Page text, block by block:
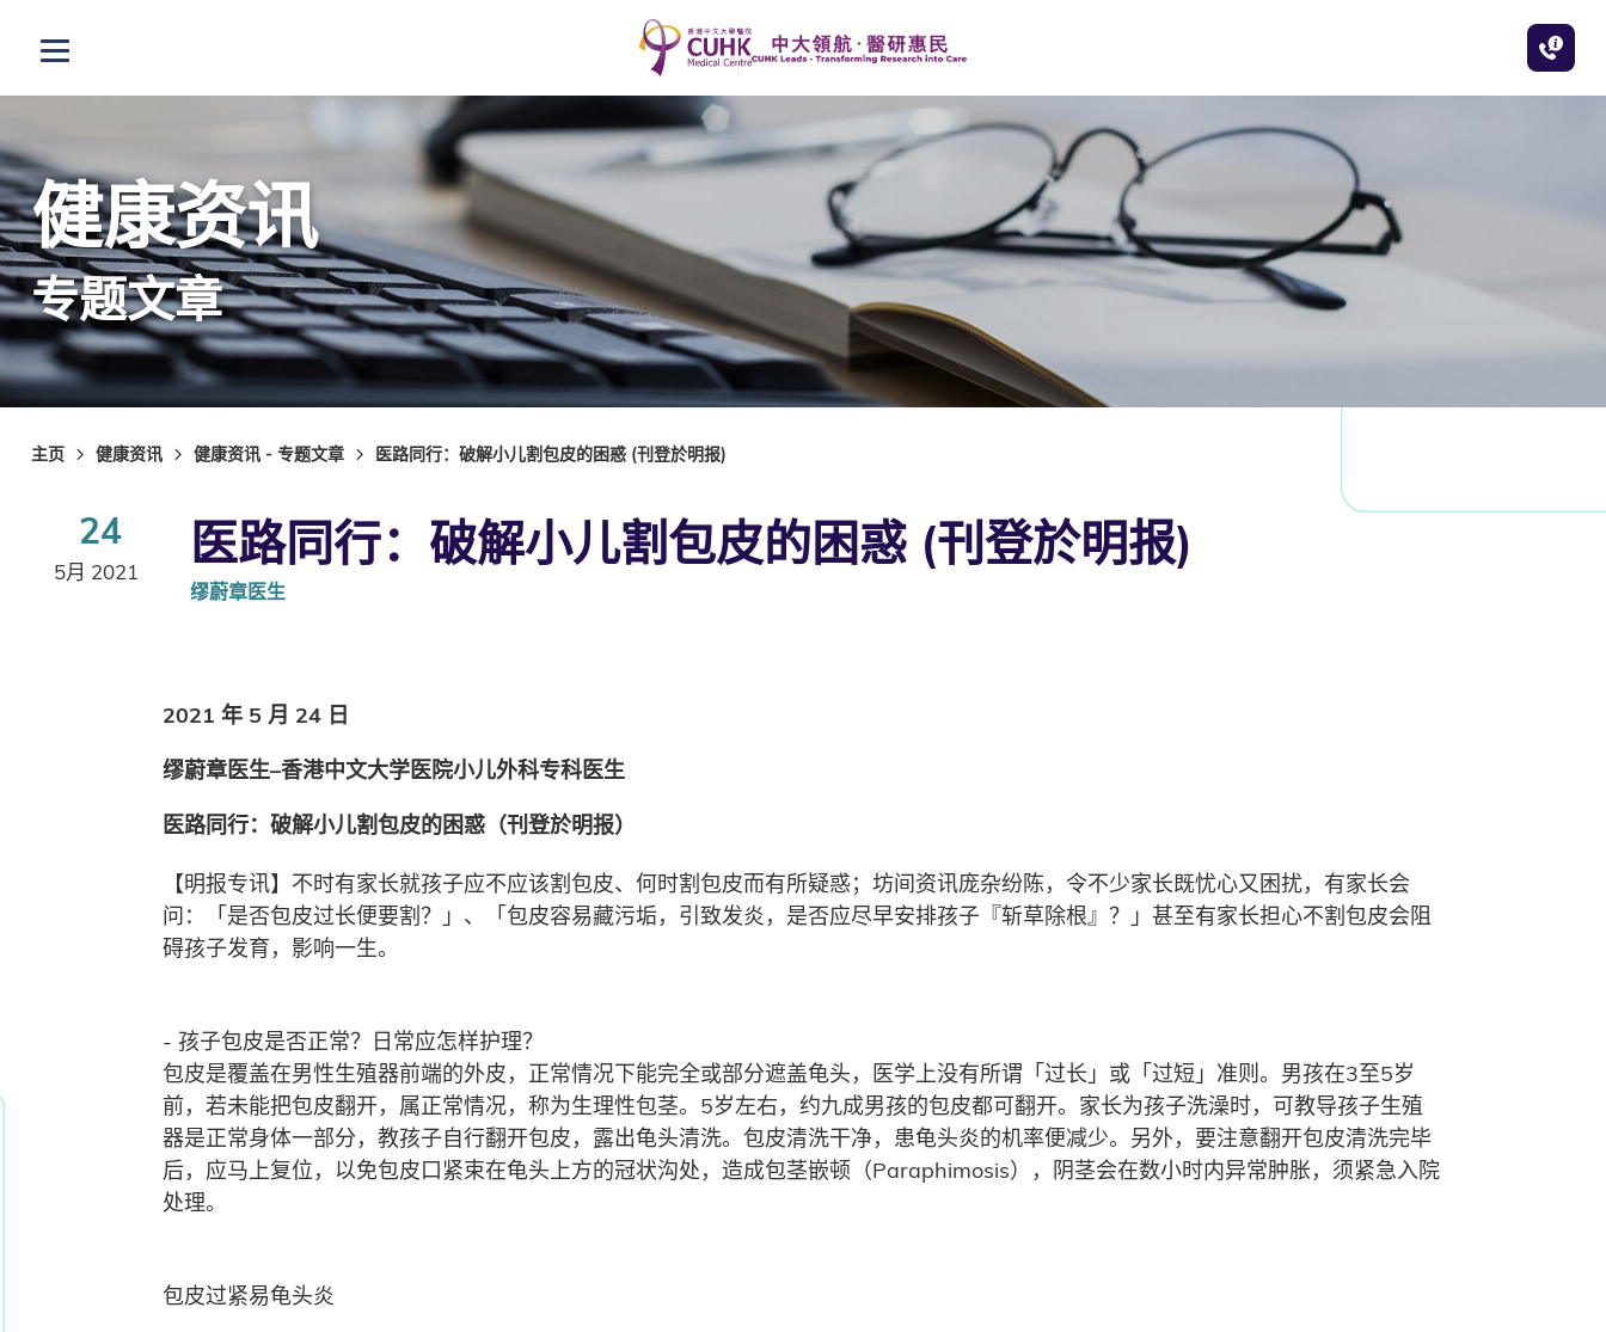
打开选单
健康资讯
专题文章
主页 健康资讯 健康资讯 - 专题文章 医路同行：破解小儿割包皮的困惑 (刊登於明报)
24
5月 2021 医路同行：破解小儿割包皮的困惑 (刊登於明报)
缪蔚章医生
2021 年 5 月 24 日
缪蔚章医生–香港中文大学医院小儿外科专科医生
医路同行：破解小儿割包皮的困惑（刊登於明报）
【明报专讯】不时有家长就孩子应不应该割包皮、何时割包皮而有所疑惑；坊间资讯庞杂纷陈，令不少家长既忧心又困扰，有家长会
问：「是否包皮过长便要割？」、「包皮容易藏污垢，引致发炎，是否应尽早安排孩子『斩草除根』？」甚至有家长担心不割包皮会阻
碍孩子发育，影响一生。
- 孩子包皮是否正常？日常应怎样护理？
包皮是覆盖在男性生殖器前端的外皮，正常情况下能完全或部分遮盖龟头，医学上没有所谓「过长」或「过短」准则。男孩在3至5岁
前，若未能把包皮翻开，属正常情况，称为生理性包茎。5岁左右，约九成男孩的包皮都可翻开。家长为孩子洗澡时，可教导孩子生殖
器是正常身体一部分，教孩子自行翻开包皮，露出龟头清洗。包皮清洗干净，患龟头炎的机率便减少。另外，要注意翻开包皮清洗完毕
后，应马上复位，以免包皮口紧束在龟头上方的冠状沟处，造成包茎嵌顿（Paraphimosis），阴茎会在数小时内异常肿胀，须紧急入院
处理。
包皮过紧易龟头炎